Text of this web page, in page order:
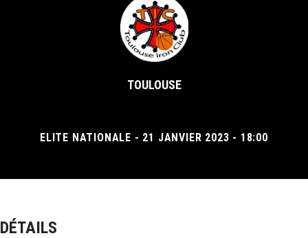
TOULOUSE
ELITE NATIONALE - 21 JANVIER 2023 - 18:00
DÉTAILS